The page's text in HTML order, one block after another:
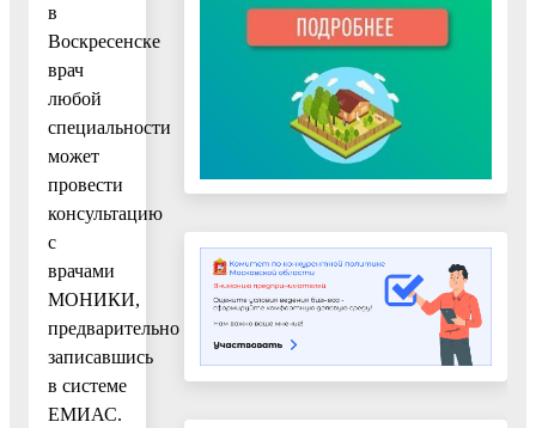
в
Воскресенске
врач
любой
специальности
может
провести
консультацию
с
врачами
МОНИКИ,
предварительно
записавшись
в системе
ЕМИАС.